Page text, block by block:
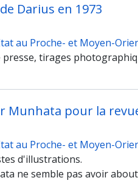
Darius en 1973
au Proche- et Moyen-
tirages
Munhata pour la
au Proche- et Moyen-
d'illustrations.
ne semble pas avoir